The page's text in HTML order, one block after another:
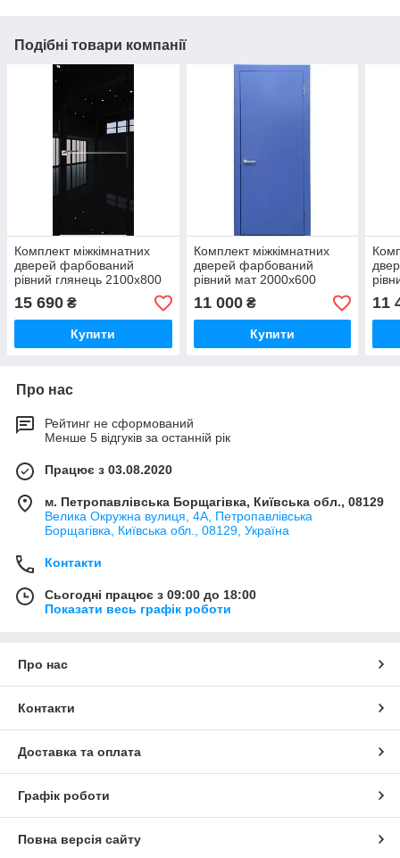
Подібні товари компанії
Комплект міжкімнатних
дверей фарбований
рівний глянець 2100х800
15 690 ₴
Купити
Комплект міжкімнатних
дверей фарбований
рівний мат 2000х600
11 000₴
Купити
11
Про нас
Рейтинг не сформований
Менше 5 відгуків за останній рік
Працює з 03.08.2020
м. Петропавлівська Борщагівка, Київська обл., 08129
Велика Окружна вулиця, 4А, Петропавлівська
Борщагівка, Київська обл., 08129, Україна
Контакти
Сьогодні працює з 09:00 до 18:00
Показати весь графік роботи
Про нас
Контакти
Доставка та оплата
Графік роботи
Повна версія сайту